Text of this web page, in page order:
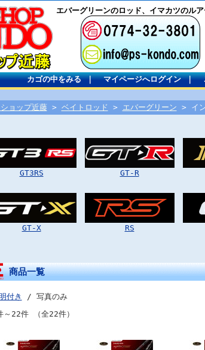
エバーグリーンのロッド、イマカツのル
カゴの中をみる｜ マイページへログイン｜
ョップ近藤> ベイトロッド > エバーグリーン > イ
GT3RS GT-R
GT-X RS
商品一覧
付き
/ 写真のみ
～22件 （全22件）